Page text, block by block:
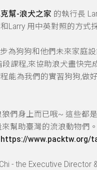
幫-浪犬之家 的執行長
Larry 用中英對照的方式
為狗狗和他們未來家庭
段課程,來協助浪犬盡快完
能為我們的實習狗狗,做
們身上而已哦~ 這些都
幫助臺灣的流浪動物們
https://www.packtw.org/
- the Executive Director